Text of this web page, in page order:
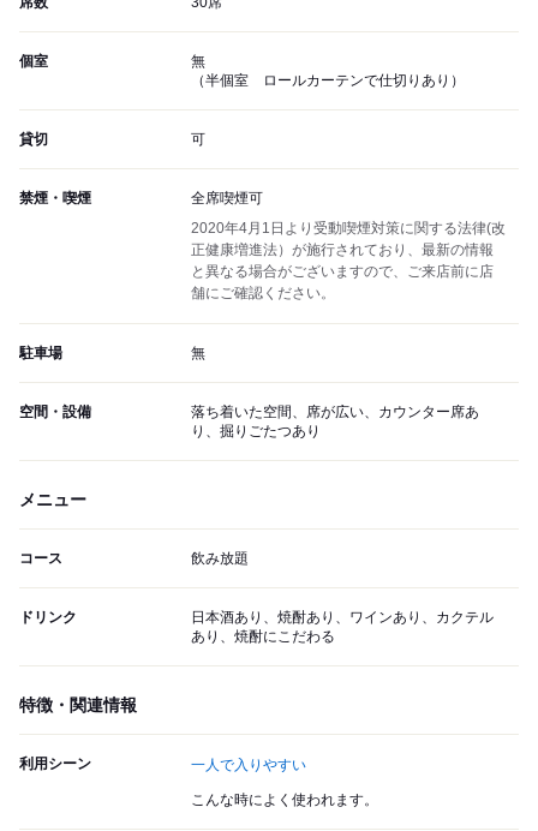
個室
無
（半個室 ロールカーテンで仕切りあり）
貸切 可
禁煙・喫煙
全席喫煙可
2020年4月1日より受動喫煙対策に関する法律(改
正健康増進法）が施行されており、最新の情報
と異なる場合がございますので、ご来店前に店
舗にご確認ください。
駐車場 無
空間・設備
落ち着いた空間、席が広い、カウンター席あ
り、掘りごたつあり
メニュー
コース 飲み放題
ドリンク
日本酒あり、焼酎あり、ワインあり、カクテル
あり、焼酎にこだわる
特徴・関連情報
利用シーン 一人で入りやすい
こんな時によく使われます。